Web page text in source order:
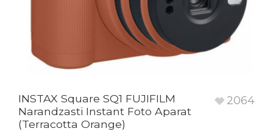
INSTAX Square SQ1 FUJIFILM
Narandzasti Instant Foto Aparat
(Terracotta Orange)
2064